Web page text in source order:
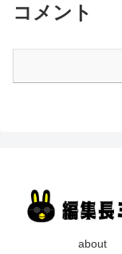
コメント
about